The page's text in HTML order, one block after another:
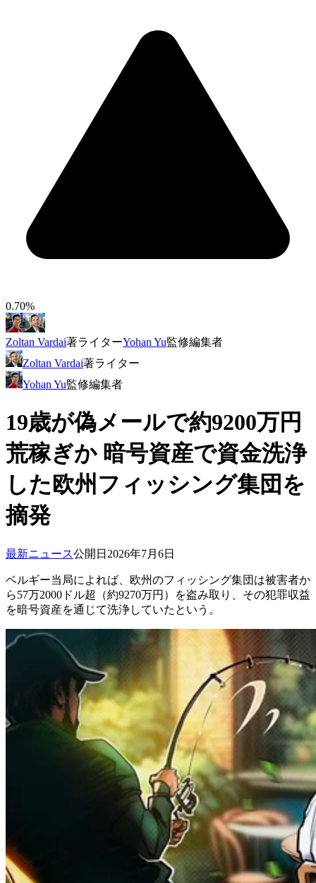
0.70%
Zoltan Vardai著ライターYohan Yu監修編集者
Zoltan Vardai著ライター
Yohan Yu監修編集者
19歳が偽メールで約9200万円
荒稼ぎか 暗号資産で資金洗浄
した欧州フィッシング集団を
摘発
最新ニュース公開日 2026年7月6日
ベルギー当局によれば、欧州のフィッシング集団は被害者か
ら57万2000ドル超（約9270万円）を盗み取り、その犯罪収益
を暗号資産を通じて洗浄していたという。